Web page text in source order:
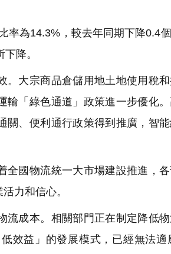
為14.3%，較去年同期下降0.4
降。
大宗商品倉儲用地土地使用稅
輸「綠色通道」政策進一步優化
、便利通行政策得到推廣，智
國物流統一大市場建設推進，
力和信心。
成本。相關部門正在制定降低物
效益」的發展模式，已經無法